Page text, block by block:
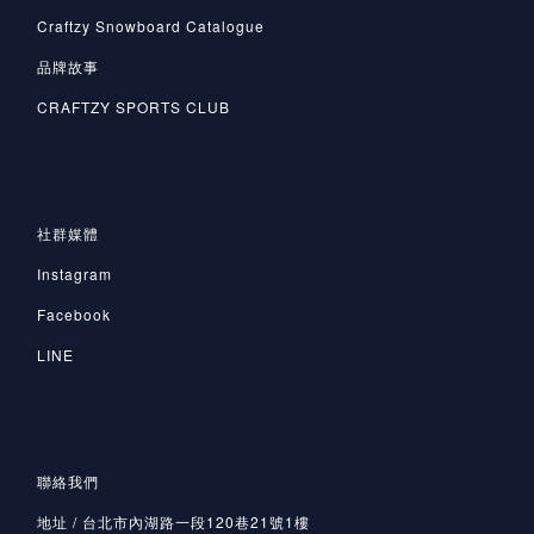
Craftzy Snowboard Catalogue
品牌故事
CRAFTZY SPORTS CLUB
社群媒體
Instagram
Facebook
LINE
聯絡我們
地址 / 台北市內湖路一段120巷21號1樓